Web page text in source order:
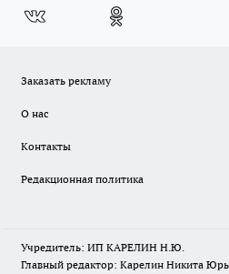
Заказать рекламу
О нас
Контакты
Редакционная политика
Учредитель: ИП КАРЕЛИН Н.Ю.
Главный редактор: Карелин Никита